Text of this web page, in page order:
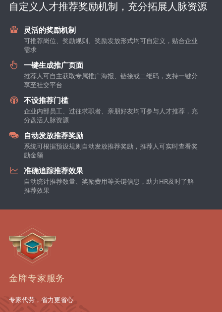
自定义人才推荐奖励机制，充分拓展人脉资源
灵活的奖励机制
可推荐岗位、奖励规则、奖励发放形式均可自定义，贴合企业
需求
一键生成推广页面
推荐人可自主获取专属推广海报、链接或二维码，支持一键分
享至社交平台
不设推荐门槛
企业内部员工、过往求职者、亲朋好友均可参与人才推荐，充
分盘活人脉资源
自动发放推荐奖励
系统可根据预设规则自动发放推荐奖励，推荐人可实时查看奖
励金额
准确追踪推荐效果
自动统计推荐数量、奖励费用等关键信息，助力HR及时了解
推荐效果
金牌专家服务
专家代劳，省力更省心